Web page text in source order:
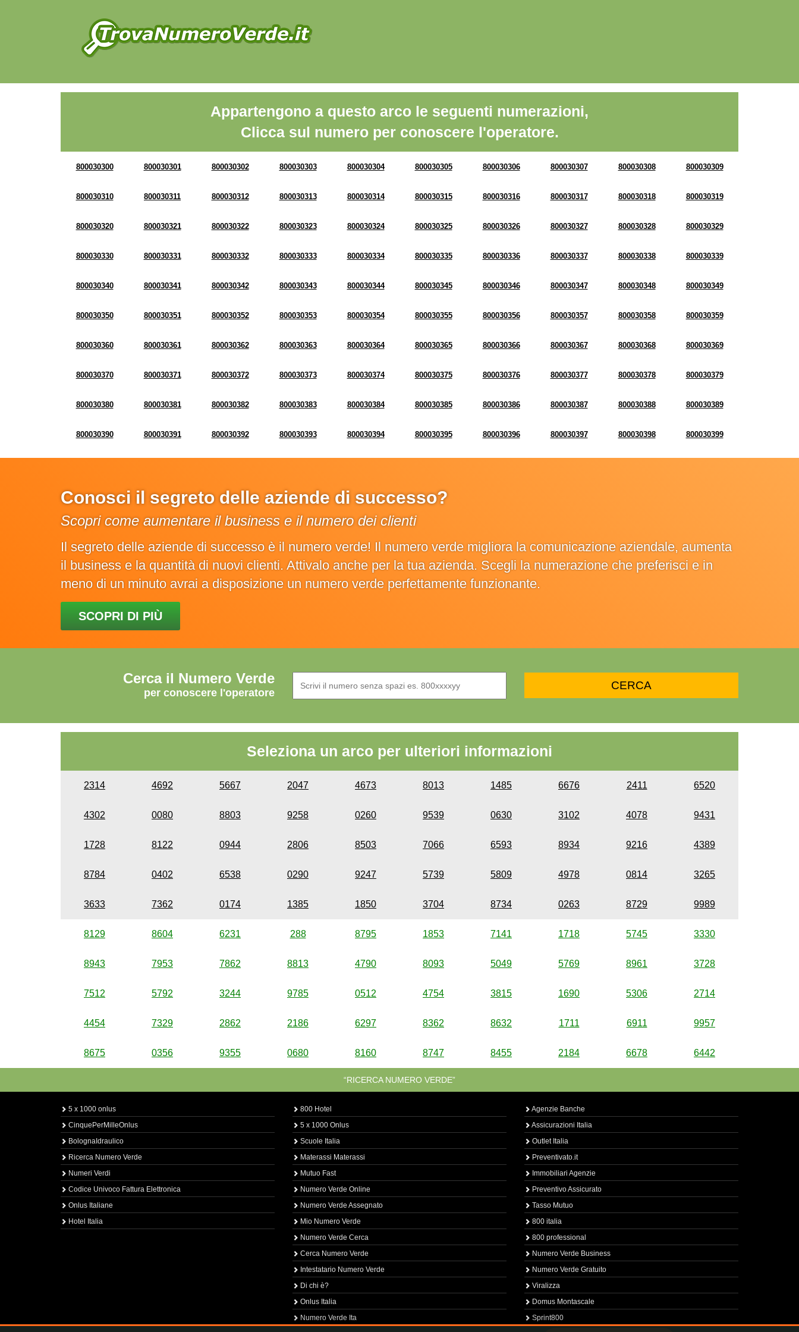
Appartengono a questo arco le seguenti numerazioni,
Clicca sul numero per conoscere l'operatore.
800030300 800030301 800030302 800030303 800030304 800030305 800030306 800030307 800030308 800030309
800030310 800030311 800030312 800030313 800030314 800030315 800030316 800030317 800030318 800030319
800030320 800030321 800030322 800030323 800030324 800030325 800030326 800030327 800030328 800030329
800030330 800030331 800030332 800030333 800030334 800030335 800030336 800030337 800030338 800030339
800030340 800030341 800030342 800030343 800030344 800030345 800030346 800030347 800030348 800030349
800030350 800030351 800030352 800030353 800030354 800030355 800030356 800030357 800030358 800030359
800030360 800030361 800030362 800030363 800030364 800030365 800030366 800030367 800030368 800030369
800030370 800030371 800030372 800030373 800030374 800030375 800030376 800030377 800030378 800030379
800030380 800030381 800030382 800030383 800030384 800030385 800030386 800030387 800030388 800030389
800030390 800030391 800030392 800030393 800030394 800030395 800030396 800030397 800030398 800030399
Conosci il segreto delle aziende di successo?
Scopri come aumentare il business e il numero dei clienti
Il segreto delle aziende di successo è il numero verde! Il numero verde migliora la comunicazione aziendale, aumenta
il business e la quantità di nuovi clienti. Attivalo anche per la tua azienda. Scegli la numerazione che preferisci e in
meno di un minuto avrai a disposizione un numero verde perfettamente funzionante.
SCOPRI DI PIÙ
Cerca il Numero Verde
per conoscere l'operatore
Seleziona un arco per ulteriori informazioni
2314 4692 5667 2047 4673 8013 1485 6676 2411 6520
4302 0080 8803 9258 0260 9539 0630 3102 4078 9431
1728 8122 0944 2806 8503 7066 6593 8934 9216 4389
8784 0402 6538 0290 9247 5739 5809 4978 0814 3265
3633 7362 0174 1385 1850 3704 8734 0263 8729 9989
8129 8604 6231 288 8795 1853 7141 1718 5745 3330
8943 7953 7862 8813 4790 8093 5049 5769 8961 3728
7512 5792 3244 9785 0512 4754 3815 1690 5306 2714
4454 7329 2862 2186 6297 8362 8632 1711 6911 9957
8675 0356 9355 0680 8160 8747 8455 2184 6678 6442
“RICERCA NUMERO VERDE”
5 x 1000 onlus
CinquePerMilleOnlus
BolognaIdraulico
Ricerca Numero Verde
Numeri Verdi
Codice Univoco Fattura Elettronica
Onlus Italiane
Hotel Italia
800 Hotel
5 x 1000 Onlus
Scuole Italia
Materassi Materassi
Mutuo Fast
Numero Verde Online
Numero Verde Assegnato
Mio Numero Verde
Numero Verde Cerca
Cerca Numero Verde
Intestatario Numero Verde
Di chi è?
Onlus Italia
Numero Verde Ita
Agenzie Banche
Assicurazioni Italia
Outlet Italia
Preventivato.it
Immobiliari Agenzie
Preventivo Assicurato
Tasso Mutuo
800 italia
800 professional
Numero Verde Business
Numero Verde Gratuito
Viralizza
Domus Montascale
Sprint800